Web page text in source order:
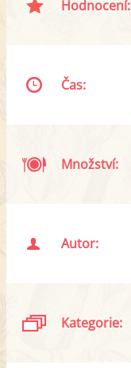
Hodnocení:
Čas:
Množství:
Autor:
Kategorie: